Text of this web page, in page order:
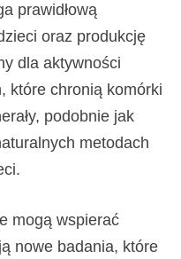
prawidłową
oraz produkcję
dla aktywności
które chronią komórki
podobnie jak
metodach
mogą wspierać
nowe badania, które